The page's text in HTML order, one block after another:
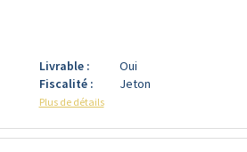
Livrable :
Oui
Fiscalité :
Jeton
Plus de détails